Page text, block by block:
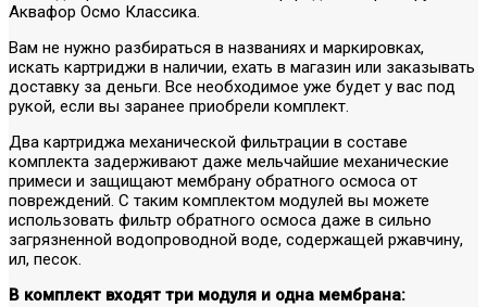
Аквафор Осмо Классика.
Вам не нужно разбираться в названиях и маркировках,
искать картриджи в наличии, ехать в магазин или заказывать
доставку за деньги. Все необходимое уже будет у вас под
рукой, если вы заранее приобрели комплект.
Два картриджа механической фильтрации в составе
комплекта задерживают даже мельчайшие механические
примеси и защищают мембрану обратного осмоса от
повреждений. С таким комплектом модулей вы можете
использовать фильтр обратного осмоса даже в сильно
загрязненной водопроводной воде, содержащей ржавчину,
ил, песок.
В комплект входят три модуля и одна мембрана: